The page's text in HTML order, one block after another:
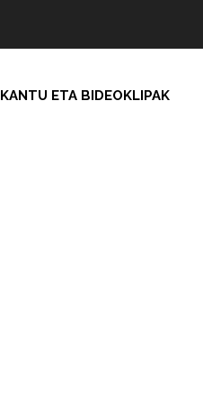
KANTU ETA BIDEOKLIPAK